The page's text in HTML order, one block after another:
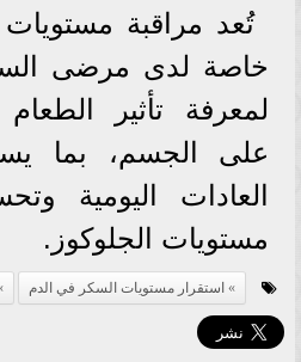
تُعد مراقبة
خاصة لدى مرضى
لمعرفة تأثير
على الجسم، بما
العادات اليومية
مستويات الجلوكوز.
استقرار مستويات السكر في الدم